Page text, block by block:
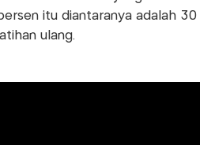
itu diantaranya adalah 30
ulang.